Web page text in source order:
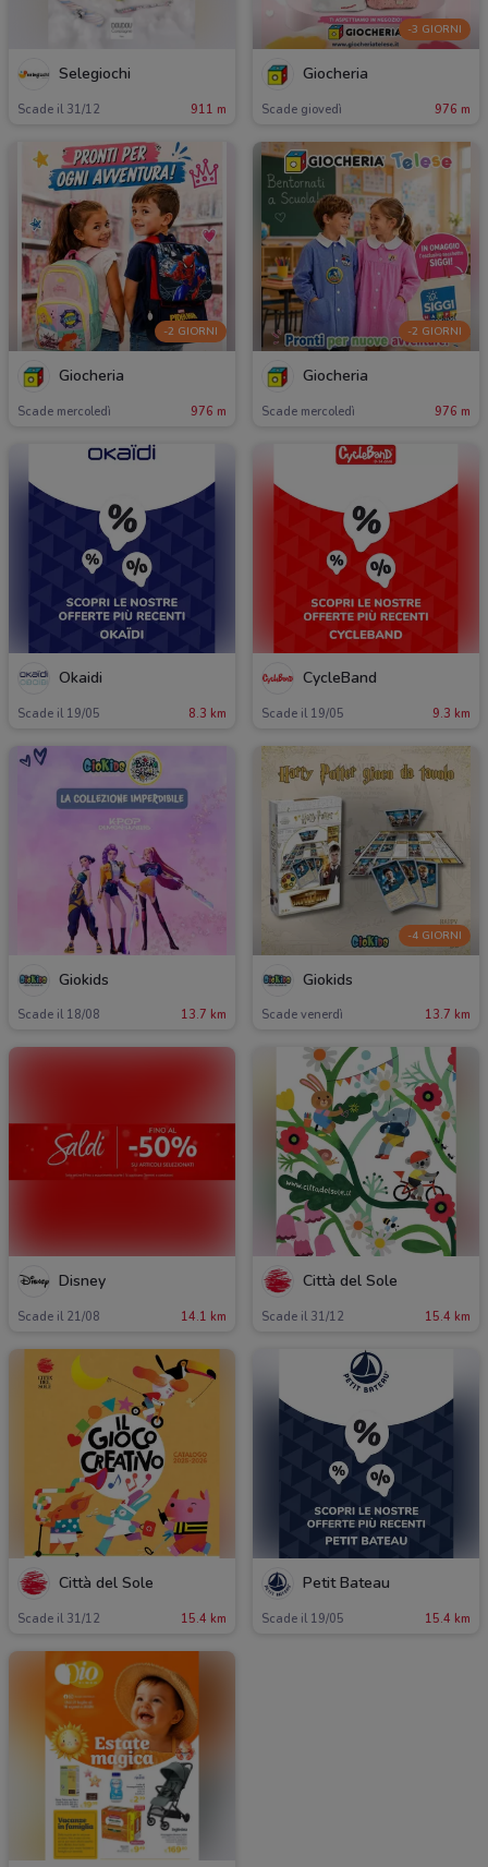
Selegiochi
Scade il 31/12 911 m
-3 GIORNI
Giocheria
Scade giovedì 976 m
-2 GIORNI
Giocheria
Scade mercoledì 976 m
-2 GIORNI
Giocheria
Scade mercoledì 976 m
Okaidi
Scade il 19/05 8.3 km
CycleBand
Scade il 19/05 9.3 km
Giokids
Scade il 18/08 13.7 km
-4 GIORNI
Giokids
Scade venerdì 13.7 km
Disney
Scade il 21/08 14.1 km
Città del Sole
Scade il 31/12 15.4 km
Città del Sole
Scade il 31/12 15.4 km
Petit Bateau
Scade il 19/05 15.4 km